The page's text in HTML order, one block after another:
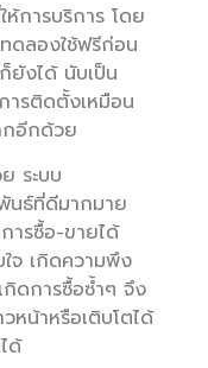
การบริการ โดย
ดลองใช้ฟรีก่อน
ยังได้ นับเป็น
ารติดตั้งเหมือน
กอีกด้วย
ระบบ
นธ์ที่ดีมากมาย
ารซื้อ-ขายได้
จ เกิดความพึง
ดการซื้อซ้ำๆ จึง
หน้าหรือเติบโตได้
ด้